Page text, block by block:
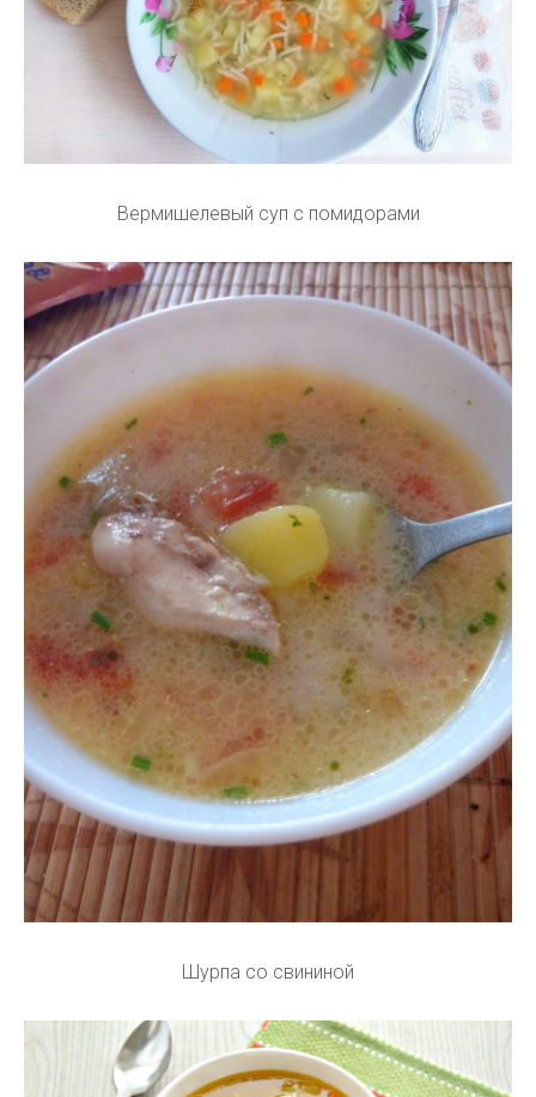
Вермишелевый суп с помидорами
Шурпа со свининой